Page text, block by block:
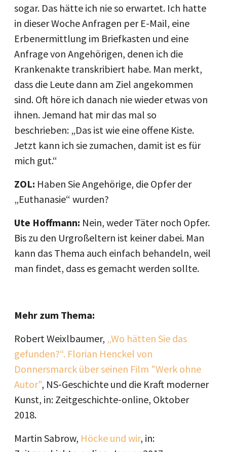
sogar. Das hätte ich nie so erwartet. Ich hatte
in dieser Woche Anfragen per E-Mail, eine
Erbenermittlung im Briefkasten und eine
Anfrage von Angehörigen, denen ich die
Krankenakte transkribiert habe. Man merkt,
dass die Leute dann am Ziel angekommen
sind. Oft höre ich danach nie wieder etwas von
ihnen. Jemand hat mir das mal so
beschrieben: „Das ist wie eine offene Kiste.
Jetzt kann ich sie zumachen, damit ist es für
mich gut.“
ZOL: Haben Sie Angehörige, die Opfer der
„Euthanasie“ wurden?
Ute Hoffmann: Nein, weder Täter noch Opfer.
Bis zu den Urgroßeltern ist keiner dabei. Man
kann das Thema auch einfach behandeln, weil
man findet, dass es gemacht werden sollte.
Mehr zum Thema:
Robert Weixlbaumer, „Wo hätten Sie das
gefunden?“. Florian Henckel von
Donnersmarck über seinen Film "Werk ohne
Autor", NS-Geschichte und die Kraft moderner
Kunst, in: Zeitgeschichte-online, Oktober
2018.
Martin Sabrow, Höcke und wir, in: